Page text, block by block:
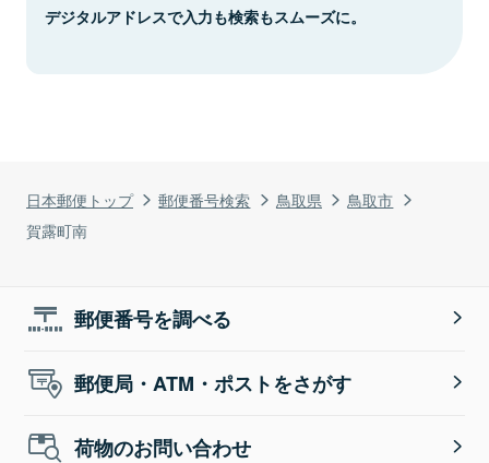
日本郵便トップ 郵便番号検索 鳥取県
鳥取市
賀露町南
デジタルアドレスで入力も検索もスムーズに。
郵便番号を調べる
郵便局・ATM・ポストをさがす
荷物のお問い合わせ